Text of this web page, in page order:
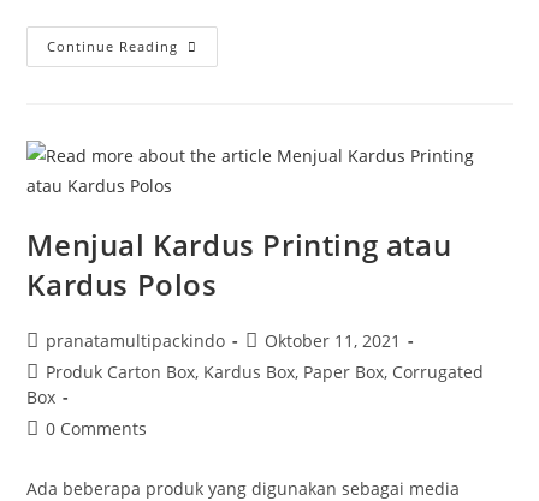
Continue Reading
Menjual Kardus Printing atau
Kardus Polos
pranatamultipackindo
Oktober 11, 2021
Produk Carton Box, Kardus Box, Paper Box, Corrugated
Box
0 Comments
Ada beberapa produk yang digunakan sebagai media